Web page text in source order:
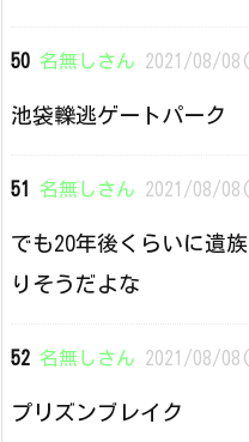
50 名無しさん 2021/08/
池袋轢逃ゲートパーク
51 名無しさん 2021/08/
でも20年後くらいに遺
りそうだよな
52 名無しさん 2021/08/
プリズンブレイク